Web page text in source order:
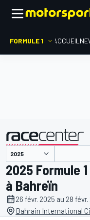
FORMULE 1 ACCUEIL
présenté par
2025 Formule
à Bahreïn
26 févr. 2025 au 28 févr.
Bahrain International